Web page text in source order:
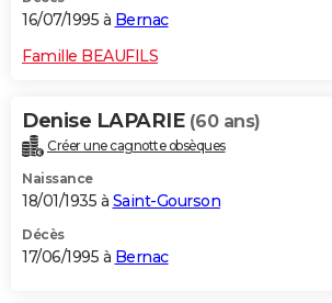
16/07/1995 à Bernac
Famille BEAUFILS
Denise LAPARIE (60 ans)
Créer une cagnotte obsèques
Naissance
18/01/1935 à Saint-Gourson
Décès
17/06/1995 à Bernac